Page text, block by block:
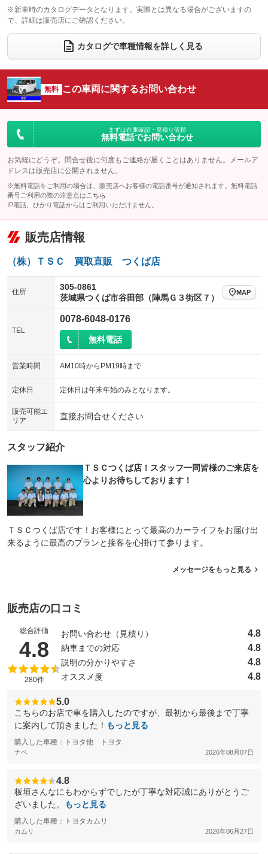
電動格納サードシート
：装備なし シートヒーター
：装備あり
ウォークスルー
電動リアゲート フロントカメラ
：装備なし
シートエアコン
：装備なし 全周囲カメラ
：装備なし
サイドカメラ
：装備なし ルーフレール
：装備なし
エアサスペンション ヘッドライトウォッシャー
※新車時のカタログデータとなります。実際とは異なる場合がございますの
で、詳細は販売店にご確認ください。
カタログで車種情報を詳しく見る
無料 この車両に関するお問い合わせ
まずは在庫確認・見積り依頼
無料電話でお問い合わせ
お気軽にどうぞ。問合せ後に何度もご連絡が届くことはありません。メールア
ドレスは販売店に公開されません。
※無料電話をご利用の場合は、販売店へお客様の電話番号が通知されます。無料電話
番号ご利用の際の注意点は こちら
IP電話、ひかり電話からはご利用いただけません。
販売店情報
（株）ＴＳＣ 買取直販 つくば店
住所
305-0861
茨城県つくば市谷田部（陣馬Ｇ３街区７）
MAP
TEL
0078-6048-0176
無料電話
営業時間 AM10時からPM19時まで
定休日 定休日は年末年始のみとなります。
販売可能エ
リア
直接お問合せください
スタッフ紹介
ＴＳＣつくば店！スタッフ一同皆様のご来店を
心よりお待ちしております！
ＴＳＣつくば店です！お客様にとって最高のカーライフをお届け出
来るように最高のプランと接客を心掛けて参ります。
メッセージをもっと見る
販売店の口コミ
総合評価
4.8 （5点満点中）
280件
お問い合わせ（見積り） 4.8
納車までの対応 4.8
説明の分かりやすさ 4.8
オススメ度 4.8
5.0
こちらのお店で車を購入したのですが、最初から最後まで丁寧
に案内して頂きました！ もっと見る
購入した車種：トヨタ他 トヨタ
ナベ 2026年08月07日
4.8
板垣さんなにもわからずでしたが丁寧な対応誠にありがとうご
ざいました。
もっと見る
購入した車種：トヨタカムリ
カムリ 2026年06月27日